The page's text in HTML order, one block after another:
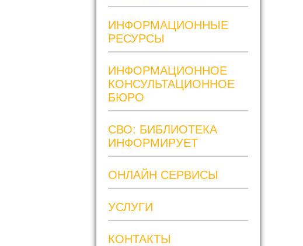
ИНФОРМАЦИОННЫЕ
РЕСУРСЫ
ИНФОРМАЦИОННОЕ
КОНСУЛЬТАЦИОННОЕ
БЮРО
СВО: БИБЛИОТЕКА
ИНФОРМИРУЕТ
ОНЛАЙН СЕРВИСЫ
УСЛУГИ
КОНТАКТЫ